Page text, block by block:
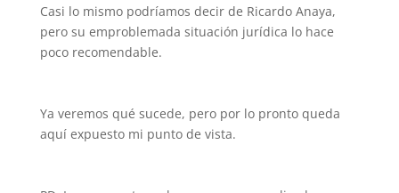
Casi lo mismo podríamos decir de Ricardo Anaya,
pero su emproblemada situación jurídica lo hace
poco recomendable.
Ya veremos qué sucede, pero por lo pronto queda
aquí expuesto mi punto de vista.